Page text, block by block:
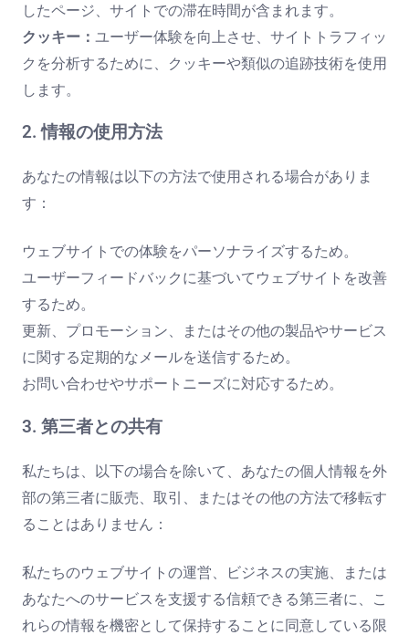
したページ、サイトでの滞在時間が含まれます。
クッキー： ユーザー体験を向上させ、サイトトラフィッ
クを分析するために、クッキーや類似の追跡技術を使用
します。
2. 情報の使用方法
あなたの情報は以下の方法で使用される場合がありま
す：
ウェブサイトでの体験をパーソナライズするため。
ユーザーフィードバックに基づいてウェブサイトを改善
するため。
更新、プロモーション、またはその他の製品やサービス
に関する定期的なメールを送信するため。
お問い合わせやサポートニーズに対応するため。
3. 第三者との共有
私たちは、以下の場合を除いて、あなたの個人情報を外
部の第三者に販売、取引、またはその他の方法で移転す
ることはありません：
私たちのウェブサイトの運営、ビジネスの実施、または
あなたへのサービスを支援する信頼できる第三者に、こ
れらの情報を機密として保持することに同意している限